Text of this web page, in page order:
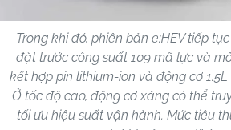
Trong khi đó, phiên bản e:HEV tiếp
đặt trước công suất 109 mã lực và
kết hợp pin lithium-ion và động cơ
Ở tốc độ cao, động cơ xăng có thể
tối ưu hiệu suất vận hành. Mức tiêu